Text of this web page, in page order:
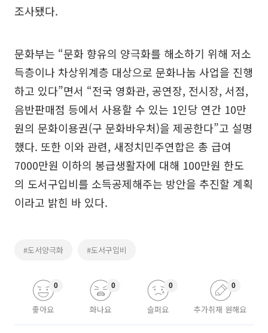
조사됐다.
문화부는 “문화 향유의 양극화를 해소하기 위해 저소
득층이나 차상위계층 대상으로 문화나눔 사업을 진행
하고 있다”면서 “전국 영화관, 공연장, 전시장, 서점,
음반판매점 등에서 사용할 수 있는 1인당 연간 10만
원의 문화이용권(구 문화바우처)을 제공한다”고 설명
했다. 또한 이와 관련, 새정치민주연합은 총 급여
7000만원 이하의 봉급생활자에 대해 100만원 한도
의 도서구입비를 소득공제해주는 방안을 추진할 계획
이라고 밝힌 바 있다.
#도서양극화 #도서구입비
좋아요
0
화나요
0
슬퍼요
0
추가취재 원해요
0